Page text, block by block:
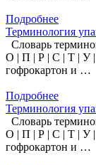
Подробнее
Терминология
Словарь
О | П | Р | С | Т | У
гофрокартон и …
Подробнее
Терминология
Словарь
О | П | Р | С | Т | У
гофрокартон и …